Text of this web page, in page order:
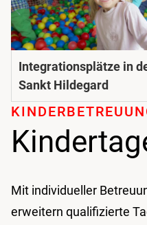
Integrationsplätze in
Sankt Hildegard
Mit individueller
erweitern qualifizierte